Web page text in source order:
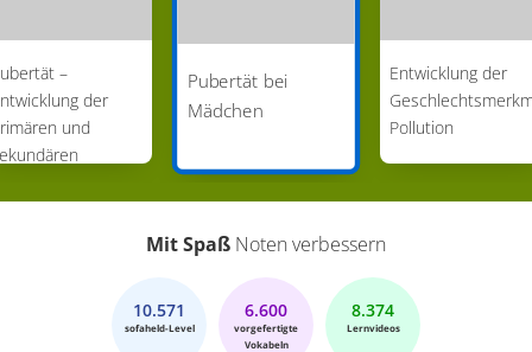
–
der
und
Pubertät bei
Mädchen
Entwicklung der
Pollution
Mit Spaß Noten verbessern
10.571
sofaheld-Level
6.600
vorgefertigte
Vokabeln
8.374
Lernvideos